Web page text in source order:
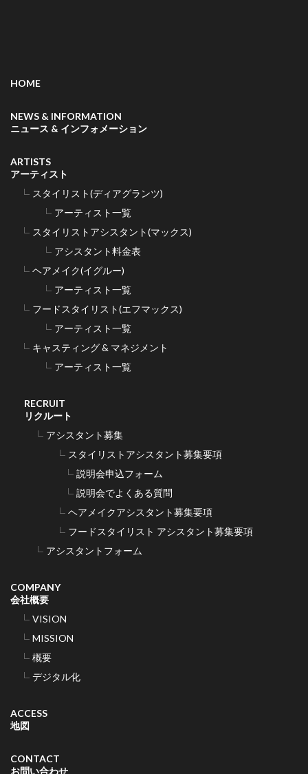
HOME
NEWS & INFORMATION
ニュース & インフォメーション
ARTISTS
アーティスト
スタイリスト(ディアグランツ)
アーティスト一覧
スタイリストアシスタント(マックス)
アシスタント料金表
ヘアメイク(イグルー)
アーティスト一覧
フードスタイリスト(エフマックス)
アーティスト一覧
キャスティング & マネジメント
アーティスト一覧
RECRUIT
リクルート
アシスタント募集
スタイリストアシスタント募集要項
説明会申込フォーム
説明会でよくある質問
ヘアメイクアシスタント募集要項
フードスタイリスト アシスタント募集要項
アシスタントフォーム
COMPANY
会社概要
VISION
MISSION
概要
デジタル化
ACCESS
地図
CONTACT
お問い合わせ